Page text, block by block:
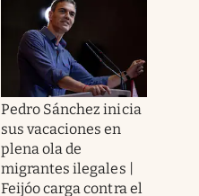
Pedro Sánchez inicia
sus vacaciones en
plena ola de
migrantes ilegales |
Feijóo carga contra el